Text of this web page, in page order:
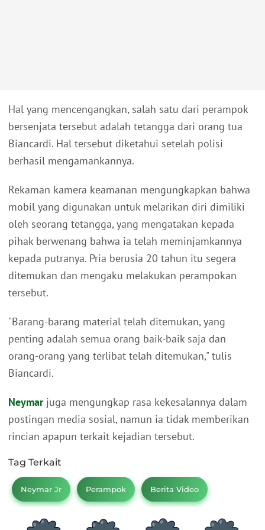
Hal yang mencengangkan, salah satu dari perampok
bersenjata tersebut adalah tetangga dari orang tua
Biancardi. Hal tersebut diketahui setelah polisi
berhasil mengamankannya.
Rekaman kamera keamanan mengungkapkan bahwa
mobil yang digunakan untuk melarikan diri dimiliki
oleh seorang tetangga, yang mengatakan kepada
pihak berwenang bahwa ia telah meminjamkannya
kepada putranya. Pria berusia 20 tahun itu segera
ditemukan dan mengaku melakukan perampokan
tersebut.
"Barang-barang material telah ditemukan, yang
penting adalah semua orang baik-baik saja dan
orang-orang yang terlibat telah ditemukan," tulis
Biancardi.
Neymarjuga mengungkap rasa kekesalannya dalam
postingan media sosial, namun ia tidak memberikan
rincian apapun terkait kejadian tersebut.
Tag Terkait
Neymar Jr Perampok Berita Video